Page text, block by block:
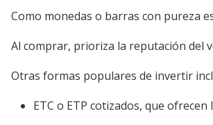
Como monedas o barras con pureza
Al comprar, prioriza la reputación del
Otras formas populares de invertir
ETC o ETP cotizados, que ofrecen